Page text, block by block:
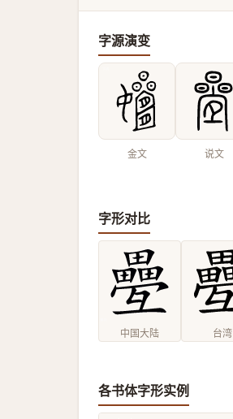
字源演变
金文 说文
字形对比
中国大陆 台湾
各书体字形实例